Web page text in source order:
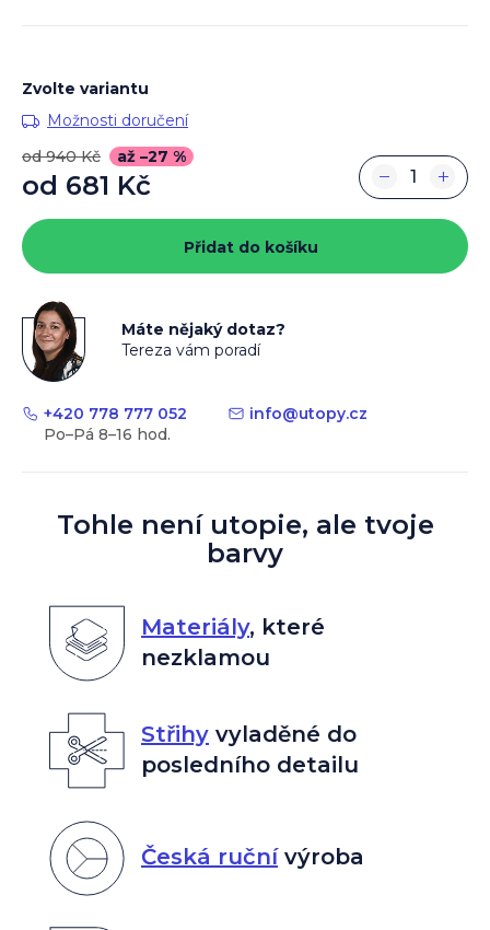
Zvolte variantu
Možnosti doručení
od 940 Kč
až –27 %
od 681 Kč
cena:
+
−
Přidat do košíku
Máte nějaký dotaz?
Tereza vám poradí
+420 778 777 052 info@utopy.cz
Tohle není utopie, ale tvoje
barvy
Materiály, které
nezklamou
Střihyvyladěné do
posledního detailu
Česká ručnívýroba